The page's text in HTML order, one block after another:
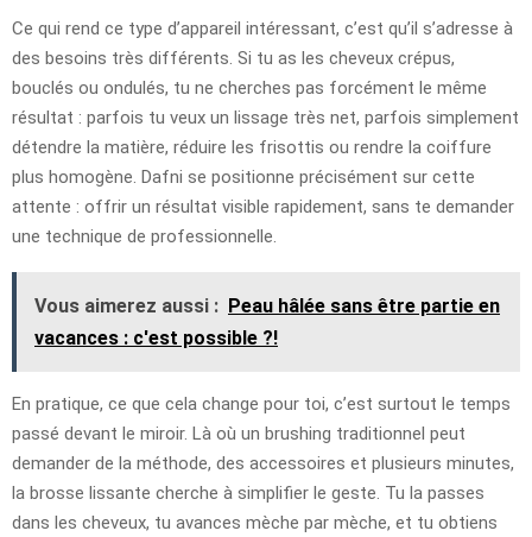
Ce qui rend ce type d’appareil intéressant, c’est qu’il s’adresse à
des besoins très différents. Si tu as les cheveux crépus,
bouclés ou ondulés, tu ne cherches pas forcément le même
résultat : parfois tu veux un lissage très net, parfois simplement
détendre la matière, réduire les frisottis ou rendre la coiffure
plus homogène. Dafni se positionne précisément sur cette
attente : offrir un résultat visible rapidement, sans te demander
une technique de professionnelle.
Vous aimerez aussi : Peau hâlée sans être partie en
vacances : c'est possible ?!
En pratique, ce que cela change pour toi, c’est surtout le temps
passé devant le miroir. Là où un brushing traditionnel peut
demander de la méthode, des accessoires et plusieurs minutes,
la brosse lissante cherche à simplifier le geste. Tu la passes
dans les cheveux, tu avances mèche par mèche, et tu obtiens